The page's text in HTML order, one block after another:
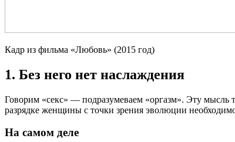
Кадр из фильма «Любовь» (2015 год)
1. Без него нет наслаждения
Говорим «секс» — подразумеваем «оргазм». Эту
разрядке женщины с точки зрения эволюции
На самом деле